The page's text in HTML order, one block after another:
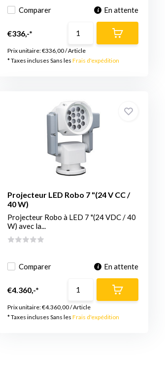
Comparer En attente
€336,-*
Prix unitaire:€336,00/Article
* Taxes incluses Sans lesFrais d'expédition
Projecteur LED Robo 7 "(24 V CC /
40 W)
Projecteur Robo à LED 7 "(24 VDC / 40
W) avec la...
Comparer En attente
€4.360,-*
Prix unitaire:€4.360,00/Article
* Taxes incluses Sans lesFrais d'expédition